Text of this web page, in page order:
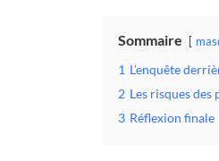
Sommaire
1 L’enquête
2 Les risques des
3 Réflexion finale